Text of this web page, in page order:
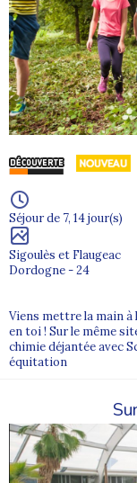
Séjour de 7, 14 jour(s)
Sigoulès et Flaugeac
Dordogne - 24
Viens mettre la main
en toi ! Sur le même
chimie déjantée avec
équitation